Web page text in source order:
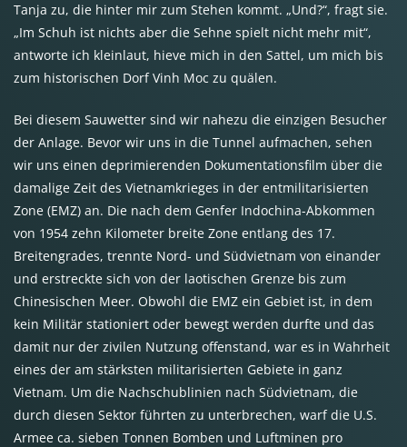
Tanja zu, die hinter mir zum Stehen kommt. „Und?“, fragt sie.
„Im Schuh ist nichts aber die Sehne spielt nicht mehr mit“,
antworte ich kleinlaut, hieve mich in den Sattel, um mich bis
zum historischen Dorf Vinh Moc zu quälen.
Bei diesem Sauwetter sind wir nahezu die einzigen Besucher
der Anlage. Bevor wir uns in die Tunnel aufmachen, sehen
wir uns einen deprimierenden Dokumentationsfilm über die
damalige Zeit des Vietnamkrieges in der entmilitarisierten
Zone (EMZ) an. Die nach dem Genfer Indochina-Abkommen
von 1954 zehn Kilometer breite Zone entlang des 17.
Breitengrades, trennte Nord- und Südvietnam von einander
und erstreckte sich von der laotischen Grenze bis zum
Chinesischen Meer. Obwohl die EMZ ein Gebiet ist, in dem
kein Militär stationiert oder bewegt werden durfte und das
damit nur der zivilen Nutzung offenstand, war es in Wahrheit
eines der am stärksten militarisierten Gebiete in ganz
Vietnam. Um die Nachschublinien nach Südvietnam, die
durch diesen Sektor führten zu unterbrechen, warf die U.S.
Armee ca. sieben Tonnen Bomben und Luftminen pro